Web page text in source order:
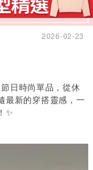
2026-02-23
日時尚單品，從休
最新的穿搭靈感，一
✨